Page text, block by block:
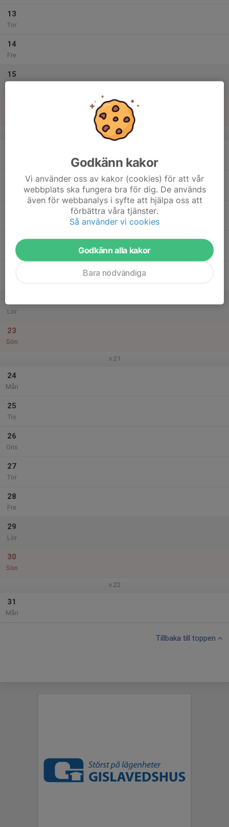
13
Tor
14
Fre
15
v.20
Tor
Lör
23
Sön
v.21
24
Mån
25
Tis
26
Ons
27
Tor
28
Fre
29
Lör
30
Sön
v.22
31
Mån
Tillbaka till toppen
Godkänn kakor
Vi använder oss av kakor (cookies) för att vår
webbplats ska fungera bra för dig. De används
även för webbanalys i syfte att hjälpa oss att
förbättra våra tjänster.
Så använder vi cookies
Godkänn alla kakor
Bara nödvändiga